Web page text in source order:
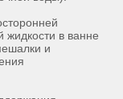
жидкости в ванне
и